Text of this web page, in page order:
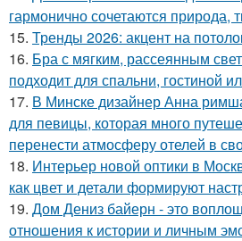
гармонично сочетаются природа,
15. Тренды 2026: акцент на
16. Бра с мягким, рассеянным
подходит для спальни, гостиной
17. В Минске дизайнер Анна
для певицы, которая много
перенести атмосферу отелей в
18. Интерьер новой оптики в
как цвет и детали формируют
19. Дом Дениз байерн - это
отношения к истории и личным